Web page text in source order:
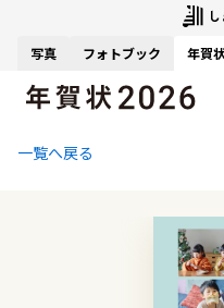
写真 フォトブック 年賀
一覧へ戻る